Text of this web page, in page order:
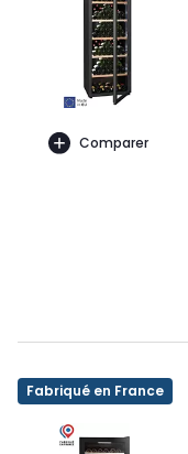
Comparer
Fabriqué en France